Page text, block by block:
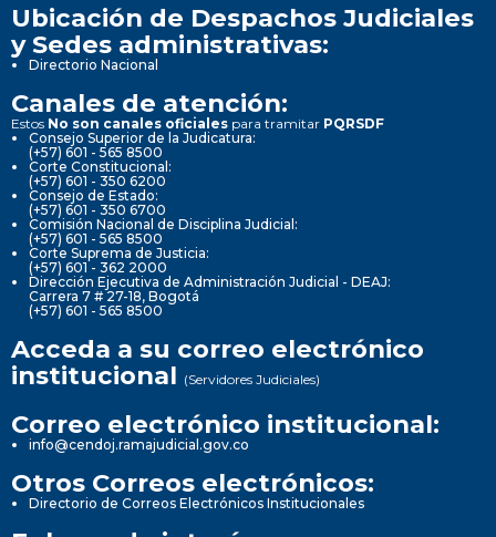
Ubicación de Despachos Judiciales
y Sedes administrativas:
Directorio Nacional
Canales de atención:
Estos No son canales oficiales para tramitar PQRSDF
Consejo Superior de la Judicatura:
(+57) 601 - 565 8500
Corte Constitucional:
(+57) 601 - 350 6200
Consejo de Estado:
(+57) 601 - 350 6700
Comisión Nacional de Disciplina Judicial:
(+57) 601 - 565 8500
Corte Suprema de Justicia:
(+57) 601 - 362 2000
Dirección Ejecutiva de Administración Judicial - DEAJ:
Carrera 7 # 27-18, Bogotá
(+57) 601 - 565 8500
Acceda a su correo electrónico
institucional (Servidores Judiciales)
Correo electrónico institucional:
info@cendoj.ramajudicial.gov.co
Otros Correos electrónicos:
Directorio de Correos Electrónicos Institucionales